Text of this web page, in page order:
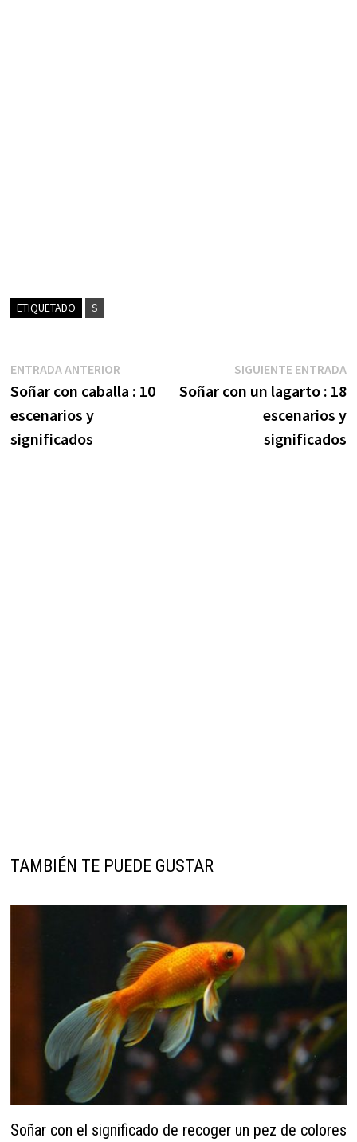
ETIQUETADO S
Navegación
de
entradas
ENTRADA ANTERIOREntrada
anterior:
Soñar con caballa : 10
escenarios y
significados
SIGUIENTE ENTRADA
Soñar con un lagarto : 18
escenarios y
significados
TAMBIÉN TE PUEDE GUSTAR
Soñar con el significado de recoger un pez de colores